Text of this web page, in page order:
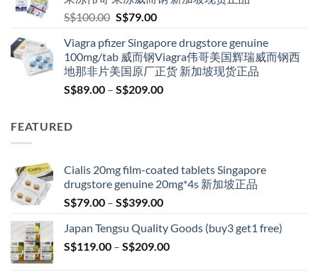
S$209.00
S$100.00 Original
was:
S$100.00.
S$79.00Current
is:
S$79.00.
Viagra pfizer Singapore drugstore genuine
100mg/tab 威而钢Viagra伟哥美国辉瑞威而钢西
地那非片美国原厂正货 新加坡现货正品
S$89.00 – S$209.00Price
FEATURED
Cialis 20mg film-coated tablets Singapore
drugstore genuine 20mg*4s 新加坡正品
S$79.00 – S$399.00Price
S$79.00
through
Japan Tengsu Quality Goods (buy3 get1 free)
S$119.00 – S$209.00Price